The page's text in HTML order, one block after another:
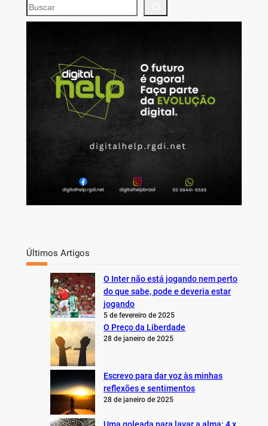
S
e
Últimos Artigos
O Inter não está jogando nem perto
do que sabe, pode e deveria estar
jogando
5 de fevereiro de 2025
O Preço da Liberdade
28 de janeiro de 2025
Escrevo para dar voz às minhas
reflexões e sentimentos
28 de janeiro de 2025